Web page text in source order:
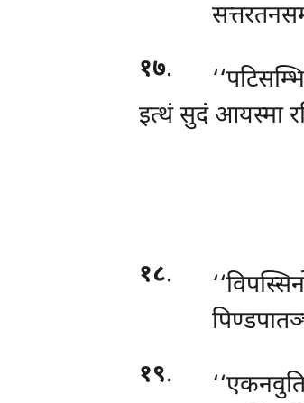
१७.
इत्थं सुदं आयस्मा
१८.
१९.